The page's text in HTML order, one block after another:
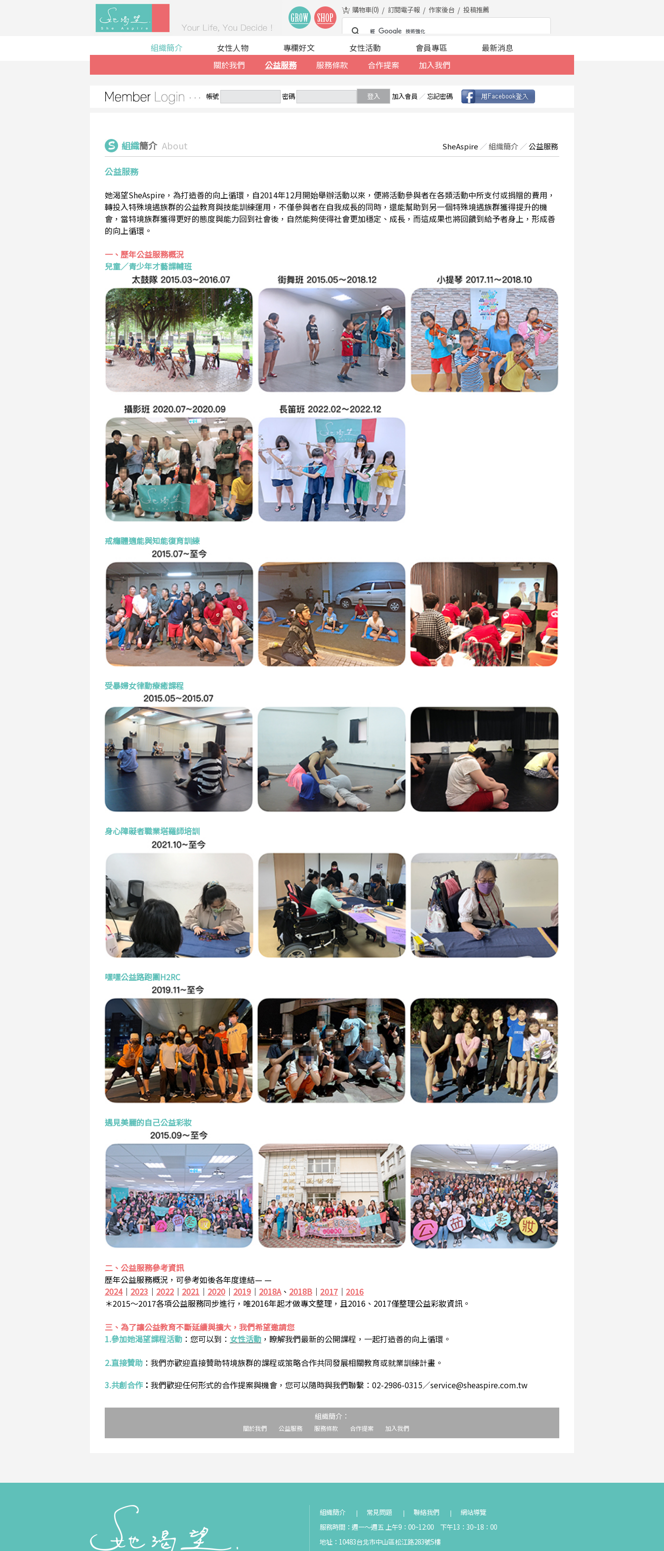
購物車(0) 訂閱電子報 作家後台 投稿推薦
組織簡介
關於我們
公益服務 服務條款 合作提案 加入我們
女性人物 專欄好文 女性活動 會員專區 最新消息
帳號 密碼 登入 加入會員 ／ 忘記密碼
組織簡介 About SheAspire ／組織簡介 ／公益服務
公益服務
她渴望SheAspire，為打造善的向上循環，自2014年12月開始舉辦活動以來，便將活動參與者在各類活動中所支付或捐贈的費用，
轉投入特殊境遇族群的公益教育與技能訓練運用，不僅參與者在自我成長的同時，還能幫助到另一個特殊境遇族群獲得提升的機
會，當特境族群獲得更好的態度與能力回到社會後，自然能夠使得社會更加穩定、成長，而這成果也將回饋到給予者身上，形成善
的向上循環。
一、歷年公益服務概況
兒童／青少年才藝課輔班
戒癮體適能與知能復育訓練
受暴婦女律動療癒課程
身心障礙者職業塔羅師培訓
嘿嘿公益路跑團H2RC
遇見美麗的自己公益彩妝
二、公益服務參考資訊
歷年公益服務概況，可參考如後各年度連結— —
2024｜ 2023 ｜ 2022 ｜ 2021 ｜ 2020 ｜ 2019 ｜ 2018A、 2018B ｜ 2017 ｜ 2016
＊2015～2017各項公益服務同步進行，唯2016年起才做專文整理，且2016、2017僅整理公益彩妝資訊。
三、為了讓公益教育不斷延續與擴大，我們希望邀請您
1.參加她渴望課程活動 ： 您可以到： 女性活動 ，瞭解我們最新的公開課程，一起打造善的向上循環。
2.直接贊助 ： 我們亦歡迎直接贊助特境族群的課程或策略合作共同發展相關教育或就業訓練計畫。
3.共創合作： 我們歡迎任何形式的合作提案與機會，您可以隨時與我們聯繫：02-2986-0315／service@sheaspire.com.tw
組織簡介：
關於我們 公益服務 服務條款 合作提案 加入我們
組織簡介 常見問題 聯絡我們
網站導覽
服務時間：週一～週五 上午9：00~12:00 下午13：30~18：00
地址：10483台北市中山區松江路283號5樓